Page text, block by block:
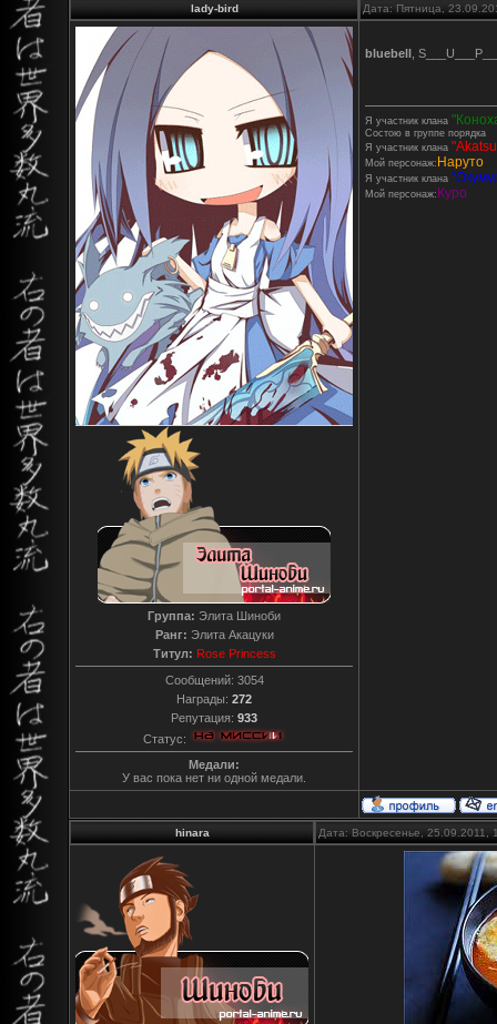
lady-bird Дата: Пятница,
Группа: Элита Шиноби
Ранг: Элита Акацуки
Титул: Rose Princess
Сообщений: 3054
Награды: 272
Репутация: 933
Статус:
Медали:
У вас пока нет ни одной медали.
bluebell ,
Я участник клана
Состою в группе порядка
Я участник клана
Мой персонаж: Наруто
Я участник клана
Мой персонаж: Куро
hinara Дата: Воскресенье,